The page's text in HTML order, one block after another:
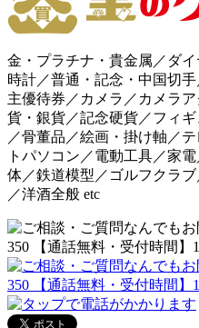
金・プラチナ・貴金属／ダ
時計／普通・記念・中国切
主優待券／カメラ／カメラ
貨・銀貨／記念硬貨／フィ
／骨董品／絵画・掛け軸／
トパソコン／電動工具／家
体／鉄道模型／ゴルフクラ
／洋酒全般 etc